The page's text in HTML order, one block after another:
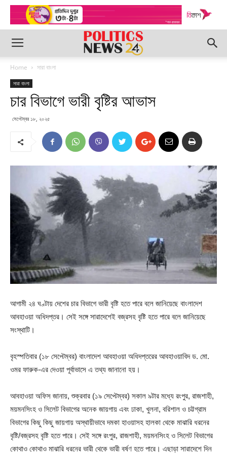
Home সারা বাংলা
সারা বাংলা
চার বিভাগে ভারী বৃষ্টির আভাস
সেপ্টেম্বর ১৮, ২০২৫
আগামী ২৪ ঘণ্টায় দেশের চার বিভাগে ভারী বৃষ্টি হতে পারে বলে জানিয়েছে বাংলাদেশ
আবহাওয়া অধিদপ্তর। সেই সঙ্গে সারাদেশেই বজ্রসহ বৃষ্টি হতে পারে বলে জানিয়েছে
সংস্থাটি।
বৃহস্পতিবার (১৮ সেপ্টেম্বর) বাংলাদেশ আবহাওয়া অধিদপ্তরের আবহাওয়াবিদ ড. মো.
ওমর ফারুক-এর দেওয়া পূর্বাভাসে এ তথ্য জানানো হয়।
আবহাওয়া অফিস জানায়, শুক্রবার (১৯ সেপ্টেম্বর) সকাল ৯টার মধ্যে রংপুর, রাজশাহী,
ময়মনসিংহ ও সিলেট বিভাগের অনেক জায়গায় এবং ঢাকা, খুলনা, বরিশাল ও চট্টগ্রাম
বিভাগের কিছু কিছু জায়গায় অস্থায়ীভাবে দমকা হাওয়াসহ হালকা থেকে মাঝারি ধরনের
বৃষ্টি/বজ্রসহ বৃষ্টি হতে পারে। সেই সঙ্গে রংপুর, রাজশাহী, ময়মনসিংহ ও সিলেট বিভাগের
কোথাও কোথাও মাঝারি ধরনের ভারী থেকে ভারী বর্ষণ হতে পারে। এছাড়া সারাদেশে দিন